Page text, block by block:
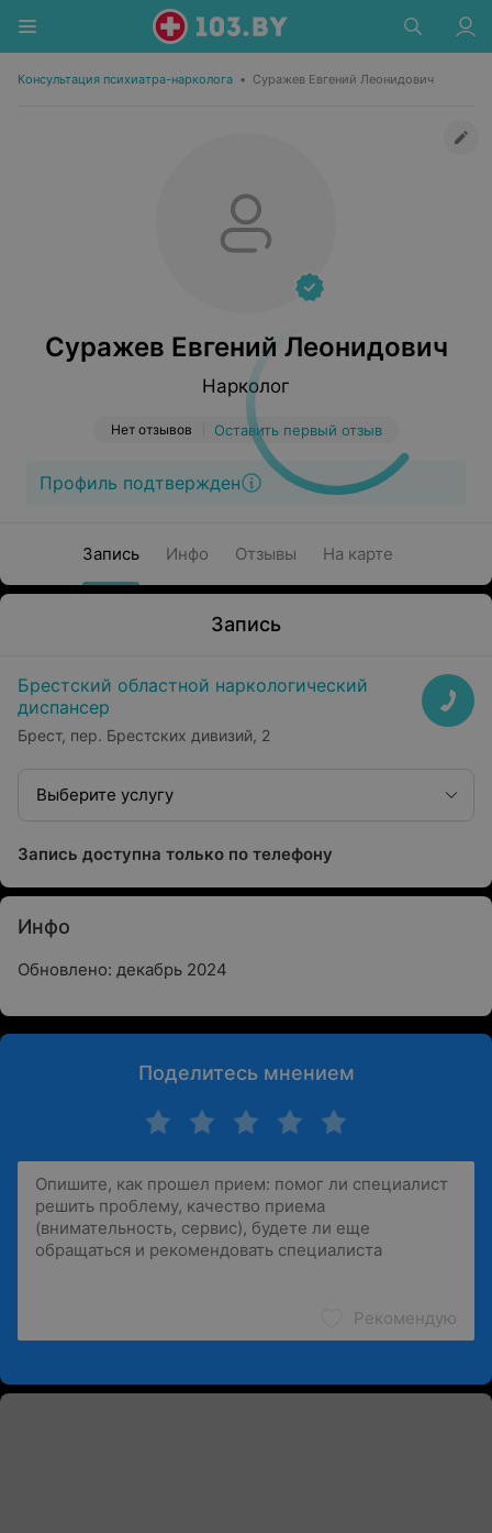
Консультация психиатра-нарколога • Суражев Евгений Леонидович
Суражев Евгений Леонидович
Нарколог
Нет отзывов Оставить первый отзыв
Профиль подтвержден
Запись Инфо Отзывы На карте
Запись
Брестский областной наркологический
диспансер
Брест, пер. Брестских дивизий, 2
Выберите услугу
Запись доступна только по телефону
Инфо
Обновлено: декабрь 2024
Поделитесь мнением
Рекомендую